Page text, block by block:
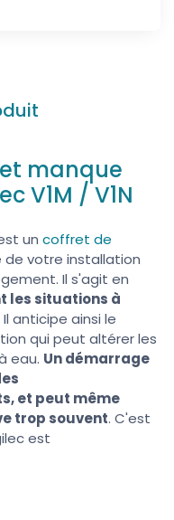
manque
V1M / V1N
un coffret de
de votre installation
Il s'agit en
les situations à
Il anticipe ainsi le
qui peut altérer les
eau. Un démarrage
et peut même
trop souvent. C'est
est